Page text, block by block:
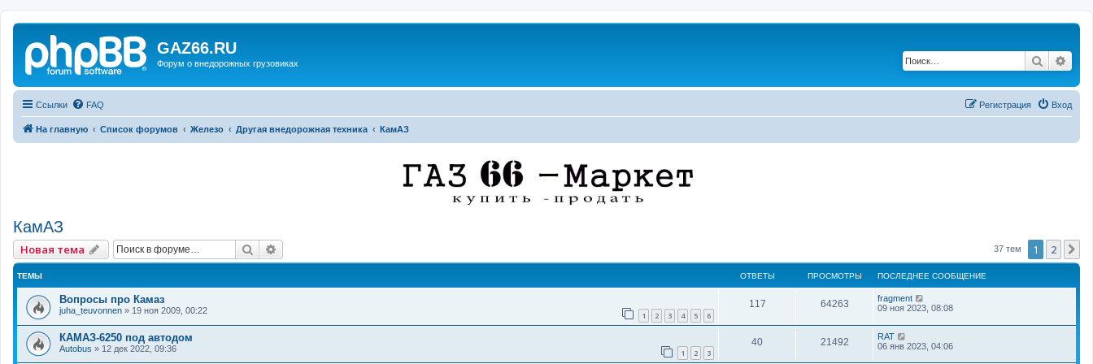
GAZ66.RU
Форум о внедорожных грузовиках Поиск
Ссылки FAQ Вход
Регистрация
На главную Список форумов Железо Другая внедорожная техника КамАЗ
КамАЗ
Новая тема Поиск 37 тем 1 2
ТЕМЫ ОТВЕТЫ ПРОСМОТРЫ ПОСЛЕДНЕЕ СООБЩЕНИЕ
Вопросы про Камаз
juha_teuvonnen » 19 ноя 2009, 00:22 1 2 3 4 5 6
117 64263
fragment
09 ноя 2023, 08:08
КАМАЗ-6250 под автодом
Autobus » 12 дек 2022, 09:36 1 2 3
40 21492
RAT
06 янв 2023, 04:06